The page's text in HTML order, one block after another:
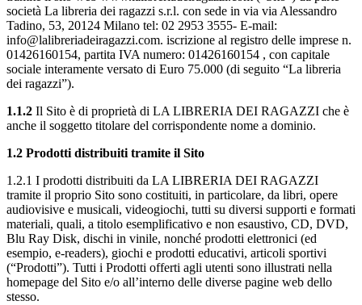
società La libreria dei ragazzi s.r.l. con sede in via via Alessandro
Tadino, 53, 20124 Milano tel: 02 2953 3555- E-mail:
info@lalibreriadeiragazzi.com. iscrizione al registro delle imprese n.
01426160154, partita IVA numero: 01426160154 , con capitale
sociale interamente versato di Euro 75.000 (di seguito “La libreria
dei ragazzi”).
1.1.2 Il Sito è di proprietà di LA LIBRERIA DEI RAGAZZI che è
anche il soggetto titolare del corrispondente nome a dominio.
1.2 Prodotti distribuiti tramite il Sito
1.2.1 I prodotti distribuiti da LA LIBRERIA DEI RAGAZZI
tramite il proprio Sito sono costituiti, in particolare, da libri, opere
audiovisive e musicali, videogiochi, tutti su diversi supporti e formati
materiali, quali, a titolo esemplificativo e non esaustivo, CD, DVD,
Blu Ray Disk, dischi in vinile, nonché prodotti elettronici (ed
esempio, e-readers), giochi e prodotti educativi, articoli sportivi
(“Prodotti”). Tutti i Prodotti offerti agli utenti sono illustrati nella
homepage del Sito e/o all’interno delle diverse pagine web dello
stesso.